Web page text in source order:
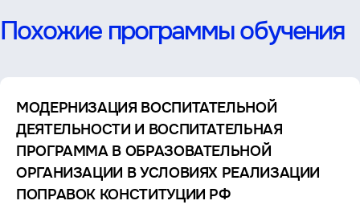
Похожие программы обучения
МОДЕРНИЗАЦИЯ ВОСПИТАТЕЛЬНОЙ
ДЕЯТЕЛЬНОСТИ И ВОСПИТАТЕЛЬНАЯ
ПРОГРАММА В ОБРАЗОВАТЕЛЬНОЙ
ОРГАНИЗАЦИИ В УСЛОВИЯХ РЕАЛИЗАЦИИ
ПОПРАВОК КОНСТИТУЦИИ РФ